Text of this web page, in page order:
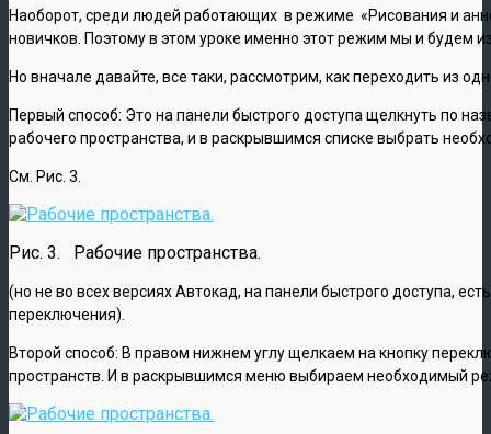
Наоборот, среди людей работающих в режиме «Рисования и
новичков. Поэтому в этом уроке именно этот режим мы и будем
Но вначале давайте, все таки, рассмотрим, как переходить из
Первый способ: Это на панели быстрого доступа щелкнуть по
рабочего пространства, и в раскрывшимся списке выбрать
См. Рис. 3.
Рис. 3. Рабочие пространства.
(но не во всех версиях Автокад, на панели быстрого доступа,
переключения).
Второй способ: В правом нижнем углу щелкаем на кнопку
пространств. И в раскрывшимся меню выбираем необходимый